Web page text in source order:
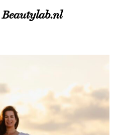
Beautylab.nl